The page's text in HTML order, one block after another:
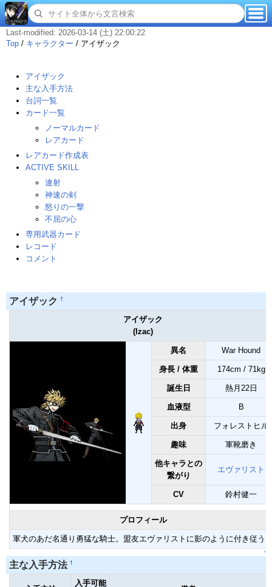
Last-modified: 2026-03-14 (土) 22:00:22
Top / キャラクター / アイザック
アイザック
主な入手方法
台詞一覧
カード一覧
ノーマルカード
レアカード
レアカード作成表
ACTIVE SKILL
連射
神速の剣
怒りの一撃
不屈の心
専用武器カード
レコード
コメント
アイザック †
アイザック
(Izac)
異名 War Hound
身長 / 体重 174cm / 71kg
誕生日 熱月22日
血液型 B
出身 フォレストヒル
趣味 軍靴磨き
他キャラとの
繋がり
エヴァリスト
CV 鈴村健一
プロフィール
軍犬のあだ名通り勇猛な騎士。盟友エヴァリストに影のように付き従う
↑
主な入手方法 †
入手可能